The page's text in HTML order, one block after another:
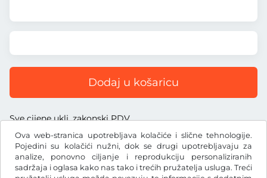
Ova web-stranica upotrebljava kolačiće i slične tehnologije.
Pojedini su kolačići nužni, dok se drugi upotrebljavaju za
analize, ponovno ciljanje i reprodukciju personaliziranih
sadržaja i oglasa kako nas tako i trećih pružatelja usluga. Treći
Dodaj u košaricu
Sve cijene uklj. zakonski PDV